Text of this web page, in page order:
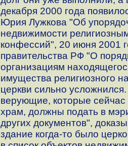
декабря 2000 года
Юрия Лужкова "Об
недвижимости
конфессий", 20 июня 2001
правительства РФ "О
организациям
имущества религиозного
церкви сильно
верующие, которые
храм, должны подать в
других документов",
здание когда-то было